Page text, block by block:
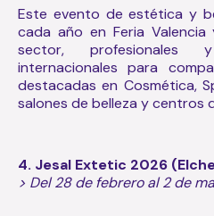
Este evento de estética y
cada año en Feria
sector, profesionales
internacionales para
destacadas en Cosmética,
salones de belleza y centros
4. Jesal Extetic 2026
> Del 28 de febrero al 2 de